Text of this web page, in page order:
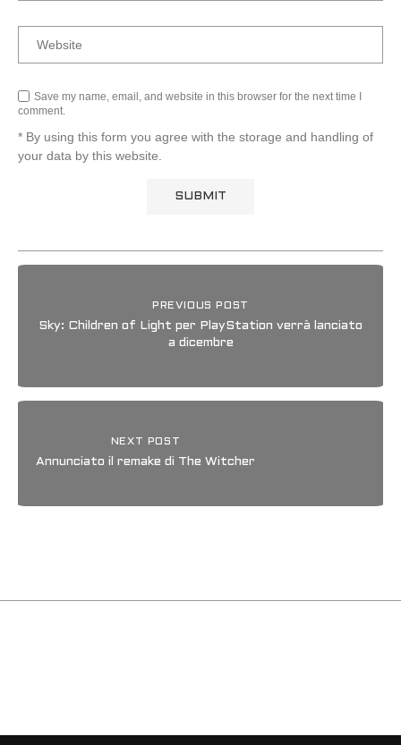
Save my name, email, and website in this browser for the next time I
comment.
* By using this form you agree with the storage and handling of
your data by this website.
PREVIOUS POST
Sky: Children of Light per PlayStation verrà lanciato
a dicembre
NEXT POST
Annunciato il remake di The Witcher